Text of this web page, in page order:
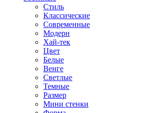
Стиль
Классические
Современные
Модерн
Хай-тек
Цвет
Белые
Венге
Светлые
Темные
Размер
Мини стенки